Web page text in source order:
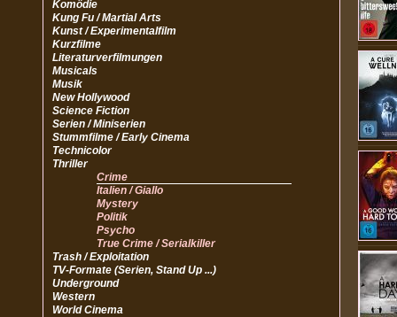
Komödie
Kung Fu / Martial Arts
Kunst / Experimentalfilm
Kurzfilme
Literaturverfilmungen
Musicals
Musik
New Hollywood
Science Fiction
Serien / Miniserien
Stummfilme / Early Cinema
Technicolor
Thriller
Crime
Italien / Giallo
Mystery
Politik
Psycho
True Crime / Serialkiller
Trash / Exploitation
TV-Formate (Serien, Stand Up ...)
Underground
Western
World Cinema